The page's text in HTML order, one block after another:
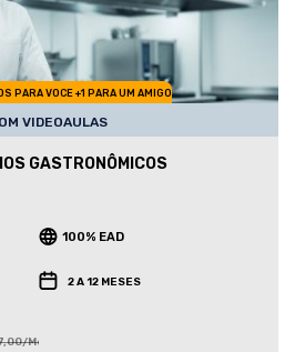
PARA VOCE +1 PARA UM AMIGO
VIDEOAULAS
GASTRONÔMICOS
100% EAD
2 A 12 MESES
Mês